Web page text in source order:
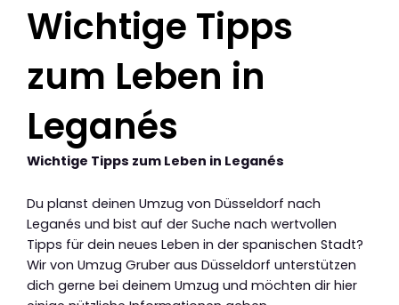
Wichtige Tipps
zum Leben in
Leganés
Wichtige Tipps zum Leben in Leganés
Du planst deinen Umzug von Düsseldorf nach
Leganés und bist auf der Suche nach wertvollen
Tipps für dein neues Leben in der spanischen Stadt?
Wir von Umzug Gruber aus Düsseldorf unterstützen
dich gerne bei deinem Umzug und möchten dir hier